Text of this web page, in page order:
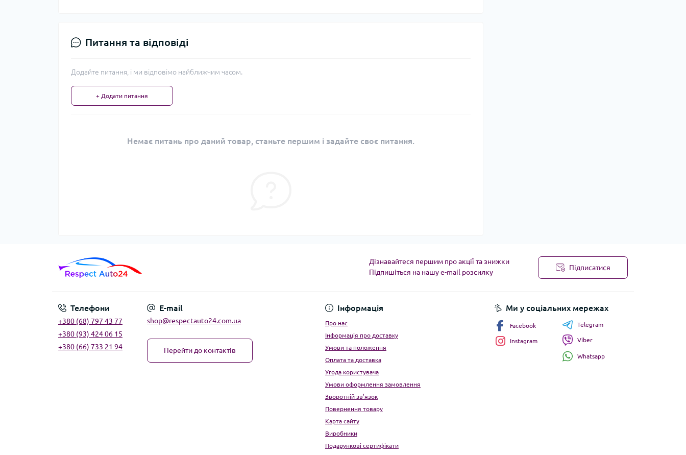
Питання та відповіді
Додайте питання, і ми відповімо найближчим часом.
+ Додати питання
Немає питань про даний товар, станьте першим і задайте своє питання.
Дізнавайтеся першим про акції та знижки
Підпишіться на нашу e-mail розсилку
Підписатися
Телефони
+380 (68) 797 43 77
+380 (93) 424 06 15
+380 (66) 733 21 94
E-mail
shop@respectauto24.com.ua
Перейти до контактів
Інформація
Про нас
Інформація про доставку
Умови та положення
Оплата та доставка
Угода користувача
Умови оформлення замовлення
Зворотній зв’язок
Повернення товару
Карта сайту
Виробники
Подарункові сертифікати
Ми у соціальних мережах
Facebook
Instagram
Telegram
Viber
Whatsapp